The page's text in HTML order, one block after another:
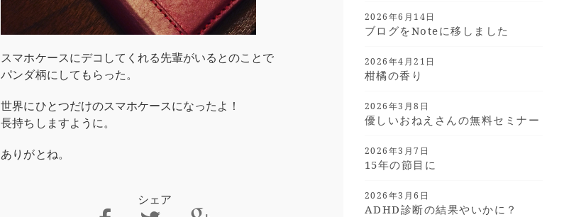
スマホケースにデコしてくれる先輩がいるとのことで
パンダ柄にしてもらった。
世界にひとつだけのスマホケースになったよ！
長持ちしますように。
ありがとね。
シェア
2026年6月14日
ブログをnoteに移しました
2026年4月21日
柑橘の香り
2026年3月8日
優しいおねえさんの無料セミナー
2026年3月7日
15年の節目に
2026年3月6日
ADHD診断の結果やいかに？